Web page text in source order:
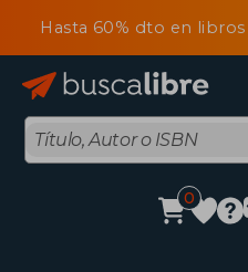
Hasta 60% dto en
0